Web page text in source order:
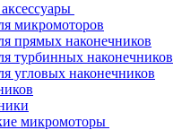
микромоторов
прямых наконечников
турбинных наконечников
угловых наконечников
микромоторы